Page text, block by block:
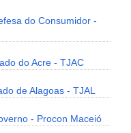
do Consumidor -
do Acre - TJAC
de Alagoas - TJAL
- Procon Maceió